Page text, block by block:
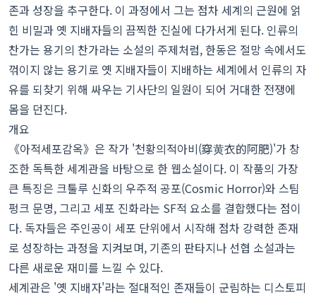
존과 성장을 추구한다. 이 과정에서 그는 점차 세계의 근원에 얽
힌 비밀과 옛 지배자들의 끔찍한 진실에 다가서게 된다. 인류의
찬가는 용기의 찬가라는 소설의 주제처럼, 한동은 절망 속에서도
꺾이지 않는 용기로 옛 지배자들이 지배하는 세계에서 인류의 자
유를 되찾기 위해 싸우는 기사단의 일원이 되어 거대한 전쟁에
몸을 던진다.
개요
《아적세포감옥》은 작가 '천황의적아비(穿黄衣的阿肥)'가 창
조한 독특한 세계관을 바탕으로 한 웹소설이다. 이 작품의 가장
큰 특징은 크툴루 신화의 우주적 공포(Cosmic Horror)와 스팀
펑크 문명, 그리고 세포 진화라는 SF적 요소를 결합했다는 점이
다. 독자들은 주인공이 세포 단위에서 시작해 점차 강력한 존재
로 성장하는 과정을 지켜보며, 기존의 판타지나 선협 소설과는
다른 새로운 재미를 느낄 수 있다.
세계관은 '옛 지배자'라는 절대적인 존재들이 군림하는 디스토피